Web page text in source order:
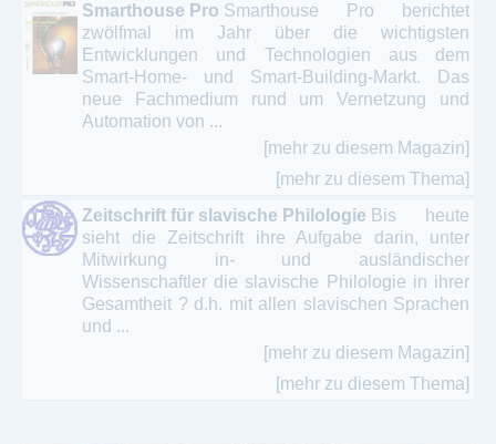
Smarthouse Pro Smarthouse Pro berichtet
zwölfmal im Jahr über die wichtigsten
Entwicklungen und Technologien aus dem
Smart-Home- und Smart-Building-Markt. Das
neue Fachmedium rund um Vernetzung und
Automation von ...
[mehr zu diesem Magazin]
[mehr zu diesem Thema]
Zeitschrift für slavische Philologie Bis heute
sieht die Zeitschrift ihre Aufgabe darin, unter
Mitwirkung in- und ausländischer
Wissenschaftler die slavische Philologie in ihrer
Gesamtheit ? d.h. mit allen slavischen Sprachen
und ...
[mehr zu diesem Magazin]
[mehr zu diesem Thema]